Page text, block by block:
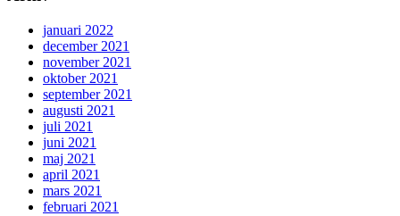
januari 2022
december 2021
november 2021
oktober 2021
september 2021
augusti 2021
juli 2021
juni 2021
maj 2021
april 2021
mars 2021
februari 2021